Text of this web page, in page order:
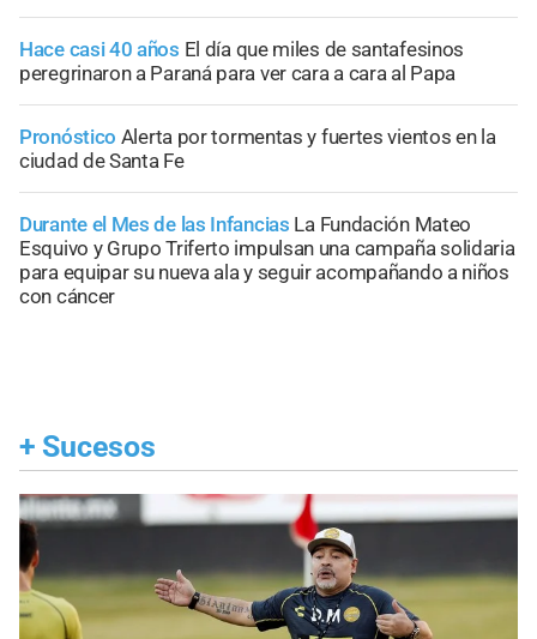
Hace casi 40 años El día que miles de santafesinos
peregrinaron a Paraná para ver cara a cara al Papa
Pronóstico Alerta por tormentas y fuertes vientos en la
ciudad de Santa Fe
Durante el Mes de las Infancias La Fundación Mateo
Esquivo y Grupo Triferto impulsan una campaña solidaria
para equipar su nueva ala y seguir acompañando a niños
con cáncer
+ Sucesos